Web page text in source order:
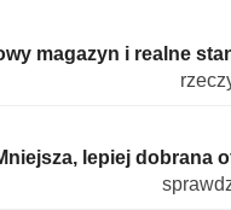
magazyn i realne
lepiej dobrana